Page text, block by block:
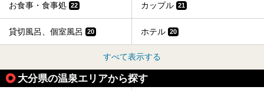
お食事・食事処 22 カップル 21
貸切風呂、個室風呂 20 ホテル 20
すべて表示する
大分県の温泉エリアから探す